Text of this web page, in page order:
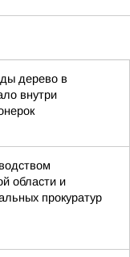
дерево в
внутри
области и
прокуратур